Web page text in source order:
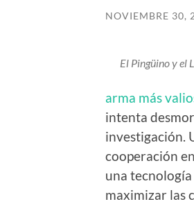
NOVIEMBRE 30,
El Pingüino y el
arma más
intenta
investigación.
cooperación
una
maximizar las